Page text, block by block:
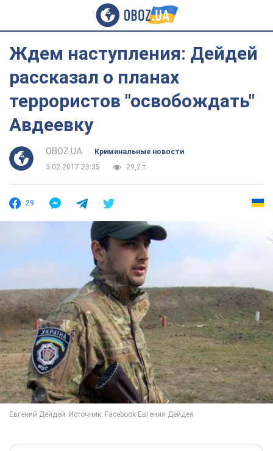
Ждем наступления: Дейдей
рассказал о планах
террористов "освобождать"
Авдеевку
OBOZ.UA
Криминальные новости
3.02.2017 23:35
29,2 т.
29